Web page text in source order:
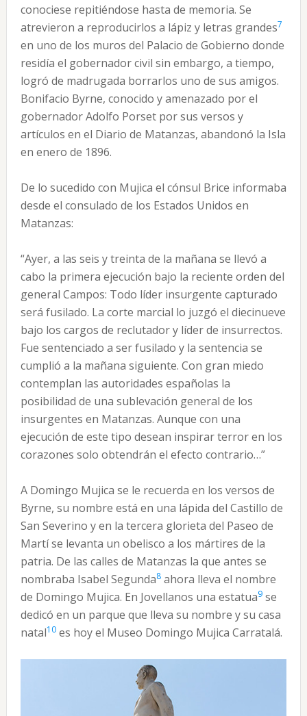
conociese repitiéndose hasta de memoria. Se
atrevieron a reproducirlos a lápiz y letras grandes7
en uno de los muros del Palacio de Gobierno donde
residía el gobernador civil sin embargo, a tiempo,
logró de madrugada borrarlos uno de sus amigos.
Bonifacio Byrne, conocido y amenazado por el
gobernador Adolfo Porset por sus versos y
artículos en el Diario de Matanzas, abandonó la Isla
en enero de 1896.
De lo sucedido con Mujica el cónsul Brice informaba
desde el consulado de los Estados Unidos en
Matanzas:
“Ayer, a las seis y treinta de la mañana se llevó a
cabo la primera ejecución bajo la reciente orden del
general Campos: Todo líder insurgente capturado
será fusilado. La corte marcial lo juzgó el diecinueve
bajo los cargos de reclutador y líder de insurrectos.
Fue sentenciado a ser fusilado y la sentencia se
cumplió a la mañana siguiente. Con gran miedo
contemplan las autoridades españolas la
posibilidad de una sublevación general de los
insurgentes en Matanzas. Aunque con una
ejecución de este tipo desean inspirar terror en los
corazones solo obtendrán el efecto contrario…”
A Domingo Mujica se le recuerda en los versos de
Byrne, su nombre está en una lápida del Castillo de
San Severino y en la tercera glorieta del Paseo de
Martí se levanta un obelisco a los mártires de la
patria. De las calles de Matanzas la que antes se
nombraba Isabel Segunda8ahora lleva el nombre
de Domingo Mujica. En Jovellanos una estatua9se
dedicó en un parque que lleva su nombre y su casa
natal10es hoy el Museo Domingo Mujica Carratalá.